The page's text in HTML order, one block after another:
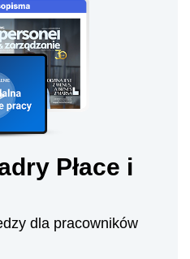
Płace i
dla pracowników